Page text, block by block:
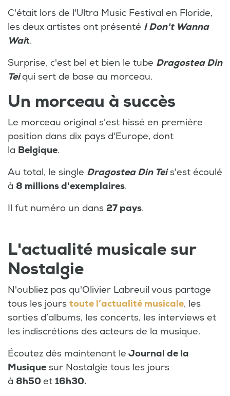
C'était lors de l'Ultra Music Festival en Floride,
les deux artistes ont présenté I Don't Wanna
Wait.
Surprise, c'est bel et bien le tube Dragostea Din
Teiqui sert de base au morceau.
Un morceau à succès
Le morceau original s'est hissé en première
position dans dix pays d'Europe, dont
la Belgique.
Au total, le single Dragostea Din Teis'est écoulé
à 8 millions d'exemplaires.
Il fut numéro un dans 27 pays.
L'actualité musicale sur
Nostalgie
N'oubliez pas qu'Olivier Labreuil vous partage
tous les jours toute l’actualité musicale, les
sorties d’albums, les concerts, les interviews et
les indiscrétions des acteurs de la musique.
Écoutez dès maintenant le Journal de la
Musique sur Nostalgie tous les jours
à 8h50 et 16h30.